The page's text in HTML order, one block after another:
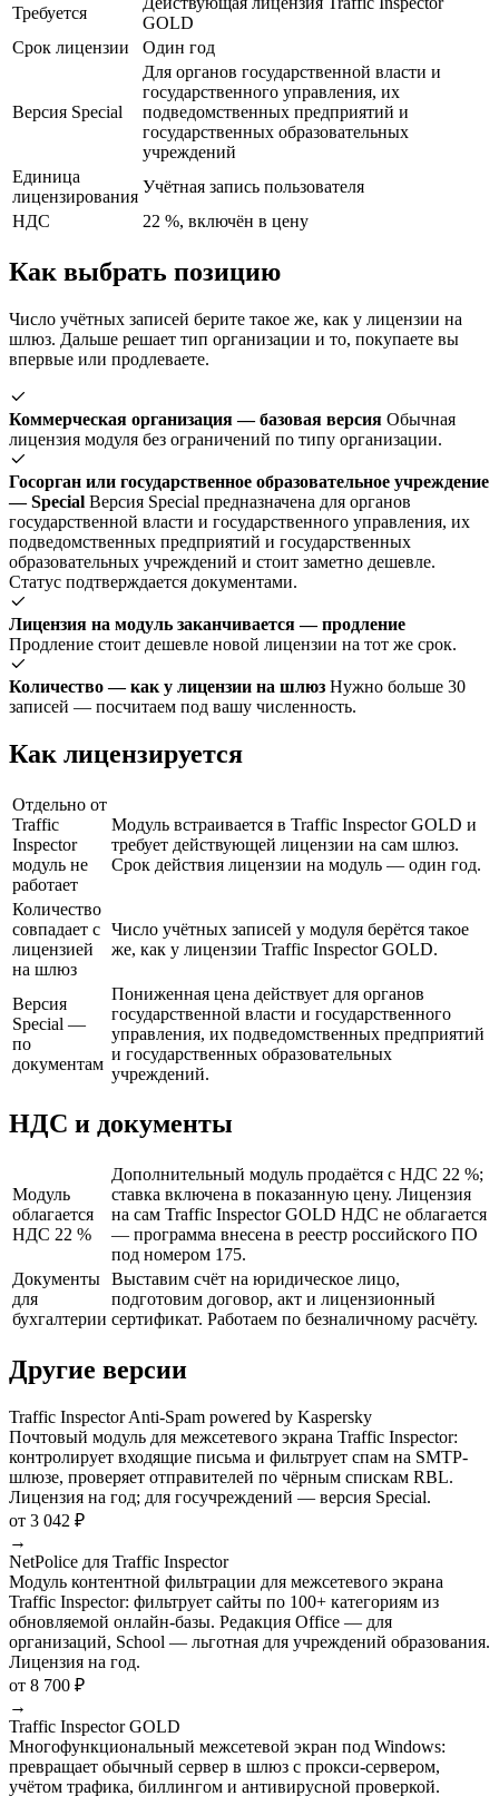
Требуется
GOLD
Срок лицензии
Один год
Версия Special
Для органов государственной власти и
государственного управления, их
подведомственных предприятий и
государственных образовательных
учреждений
Единица
лицензирования
Учётная запись пользователя
НДС
22 %, включён в цену
Как выбрать позицию
Число учётных записей берите такое же, как у лицензии на
шлюз. Дальше решает тип организации и то, покупаете вы
впервые или продлеваете.
Коммерческая организация — базовая версия Обычная
лицензия модуля без ограничений по типу организации.
Госорган или государственное образовательное учреждение
— Special Версия Special предназначена для органов
государственной власти и государственного управления, их
подведомственных предприятий и государственных
образовательных учреждений и стоит заметно дешевле.
Статус подтверждается документами.
Лицензия на модуль заканчивается — продление
Продление стоит дешевле новой лицензии на тот же срок.
Количество — как у лицензии на шлюз Нужно больше 30
записей — посчитаем под вашу численность.
Как лицензируется
Отдельно от
Traffic
Inspector
модуль не
работает
Модуль встраивается в Traffic Inspector GOLD и
требует действующей лицензии на сам шлюз.
Срок действия лицензии на модуль — один год.
Количество
совпадает с
лицензией
на шлюз
Число учётных записей у модуля берётся такое
же, как у лицензии Traffic Inspector GOLD.
Версия
Special —
по
документам
Пониженная цена действует для органов
государственной власти и государственного
управления, их подведомственных предприятий
и государственных образовательных
учреждений.
НДС и документы
Модуль
облагается
НДС 22 %
Дополнительный модуль продаётся с НДС 22 %;
ставка включена в показанную цену. Лицензия
на сам Traffic Inspector GOLD НДС не облагается
— программа внесена в реестр российского ПО
под номером 175.
Документы
для
бухгалтерии
Выставим счёт на юридическое лицо,
подготовим договор, акт и лицензионный
сертификат. Работаем по безналичному расчёту.
Другие версии
Traffic Inspector Anti-Spam powered by Kaspersky
Почтовый модуль для межсетевого экрана Traffic Inspector:
контролирует входящие письма и фильтрует спам на SMTP-
шлюзе, проверяет отправителей по чёрным спискам RBL.
Лицензия на год; для госучреждений — версия Special.
от 3 042 ₽
→
NetPolice для Traffic Inspector
Модуль контентной фильтрации для межсетевого экрана
Traffic Inspector: фильтрует сайты по 100+ категориям из
обновляемой онлайн-базы. Редакция Office — для
организаций, School — льготная для учреждений образования.
Лицензия на год.
от 8 700 ₽
→
Traffic Inspector GOLD
Многофункциональный межсетевой экран под Windows:
превращает обычный сервер в шлюз с прокси-сервером,
учётом трафика, биллингом и антивирусной проверкой.